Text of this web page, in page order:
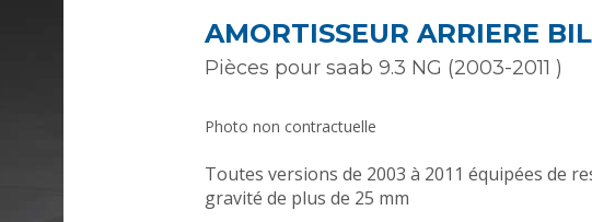
AMORTISSEUR ARRIERE
Pièces pour saab 9.3 NG (2003-2011 )
Photo non contractuelle
Toutes versions de 2003 à 2011 équipées de
gravité de plus de 25 mm